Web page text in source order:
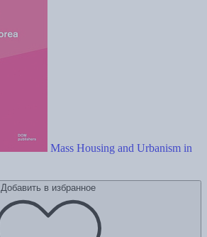
Mass Housing and Urbanism in
Добавить в избранное